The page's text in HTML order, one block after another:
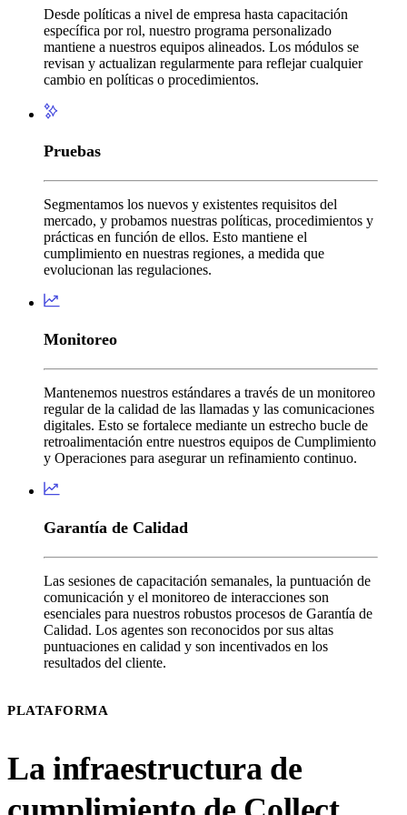
Desde políticas a nivel de empresa hasta capacitación
específica por rol, nuestro programa personalizado
mantiene a nuestros equipos alineados. Los módulos se
revisan y actualizan regularmente para reflejar cualquier
cambio en políticas o procedimientos.
Pruebas
Segmentamos los nuevos y existentes requisitos del
mercado, y probamos nuestras políticas, procedimientos y
prácticas en función de ellos. Esto mantiene el
cumplimiento en nuestras regiones, a medida que
evolucionan las regulaciones.
Monitoreo
Mantenemos nuestros estándares a través de un monitoreo
regular de la calidad de las llamadas y las comunicaciones
digitales. Esto se fortalece mediante un estrecho bucle de
retroalimentación entre nuestros equipos de Cumplimiento
y Operaciones para asegurar un refinamiento continuo.
Garantía de Calidad
Las sesiones de capacitación semanales, la puntuación de
comunicación y el monitoreo de interacciones son
esenciales para nuestros robustos procesos de Garantía de
Calidad. Los agentes son reconocidos por sus altas
puntuaciones en calidad y son incentivados en los
resultados del cliente.
PLATAFORMA
La infraestructura de